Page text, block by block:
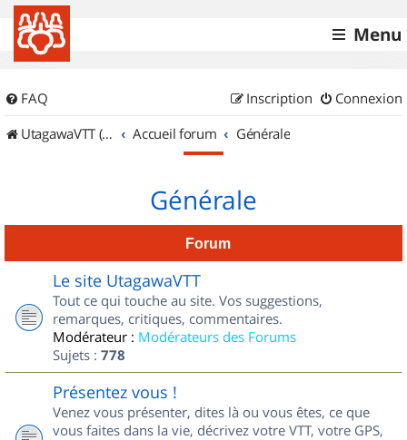
Menu
FAQ Connexion
Inscription
UtagawaVTT (Randos VTT et VTTAE avec traces GPS)
Accueil forum Générale
Générale
Forum
Le site UtagawaVTT
Tout ce qui touche au site. Vos suggestions,
remarques, critiques, commentaires.
Modérateur : Modérateurs des Forums
Sujets : 778
Présentez vous !
Venez vous présenter, dites là ou vous êtes, ce que
vous faites dans la vie, décrivez votre VTT, votre GPS,